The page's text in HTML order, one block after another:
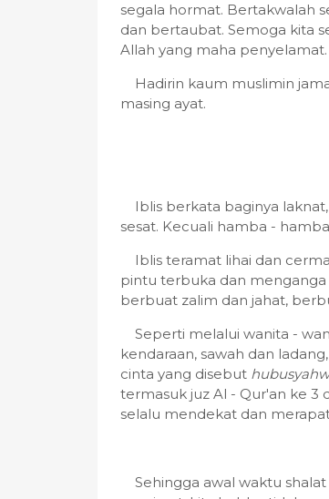
segala hormat. Bertakwalah
dan bertaubat. Semoga kita
Allah yang maha
Hadirin kaum muslimin
masing ayat.
Iblis berkata baginya
sesat. Kecuali hamba -
Iblis teramat lihai dan
pintu terbuka dan
berbuat zalim dan jahat,
Seperti melalui wanita -
kendaraan, sawah dan
cinta yang disebut
termasuk juz Al - Qur'an ke 3
selalu mendekat dan
Sehingga awal waktu